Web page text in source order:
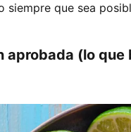
siempre que sea
aprobada (lo que